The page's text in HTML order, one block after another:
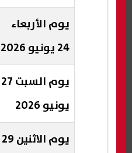
يوم الأربعاء
24 يونيو 2026
يوم السبت 27
يونيو 2026
يوم الاثنين 29